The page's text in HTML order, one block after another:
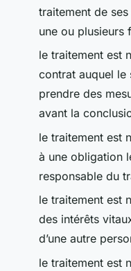
traitement de
une ou plusieurs
le traitement est
contrat auquel le
prendre des
avant la
le traitement est
à une obligation
responsable du
le traitement est
des intérêts
d’une autre
le traitement est